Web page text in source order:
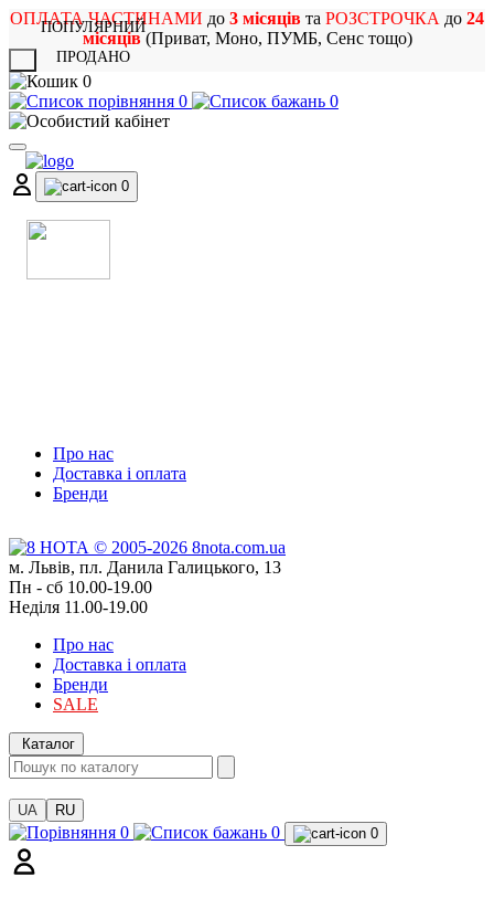
ОПЛАТА ЧАСТИНАМИ до 3 місяців та РОЗСТРОЧКА до 24
місяців(Приват, Моно, ПУМБ, Сенс тощо)
0
0
0
0
Про нас
Доставка і оплата
Бренди
м. Львів, пл. Данила Галицького, 13
Пн - сб 10.00-19.00
Неділя 11.00-19.00
Про нас
Доставка і оплата
Бренди
SALE
Каталог
UA RU
0 0 0
ПОПУЛЯРНИЙ
ПРОДАНО